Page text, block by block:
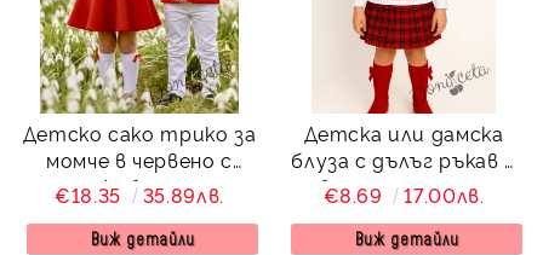
Детско сако трико за
момче в червено с
джобчета
€18.35 35.89лв.
Виж детайли
Детска или дамска
блуза с дълъг ръкав в
бяло за момиче с
коледна картинка на
момиче
€8.69 17.00лв.
Виж детайли